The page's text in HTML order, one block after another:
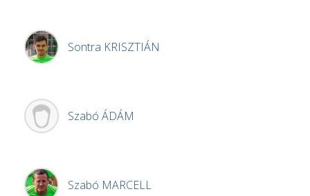
Sontra KRISZTIÁN
Szabó ÁDÁM
Szabó MARCELL